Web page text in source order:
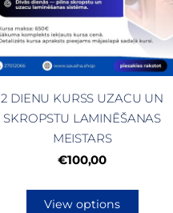
2 DIENU KURSS UZACU UN
SKROPSTU LAMINĒŠANAS
MEISTARS
€100,00
View options